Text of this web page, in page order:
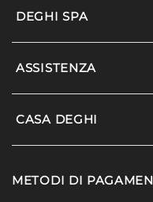
DEGHI SPA
Accedi/Registrati
Modello organizzativo
ASSISTENZA
Supporto
Agevolazioni fiscali
CASA DEGHI
I nostri luoghi
METODI DI